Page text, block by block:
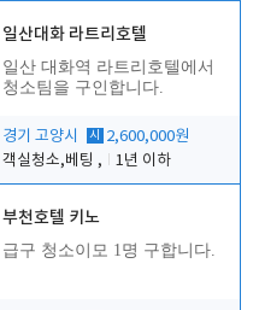
일산대화 라트리호텔
일산 대화역 라트리호텔에서
청소팀을 구인합니다.
경기 고양시 시
2,600,000원
객실청소,베팅 ,
1년 이하
부천호텔 키노
급구 청소이모 1명 구합니다.